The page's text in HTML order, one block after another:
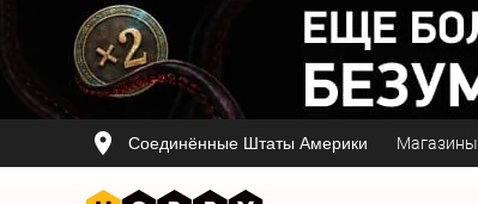
Соединённые Штаты Америки Магазины